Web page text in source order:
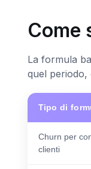
Come
La formula
quel periodo,
Tipo di
Churn per
clienti